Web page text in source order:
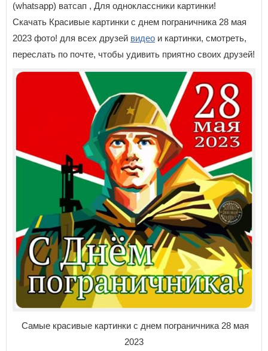
(whatsapp) ватсап , Для одноклассники картинки!
Скачать Красивые картинки с днем пограничника 28 мая
2023 фото! для всех друзей видео и картинки, смотреть,
переслать по почте, чтобы удивить приятно своих друзей!
Самые красивые картинки с днем пограничника 28 мая
2023